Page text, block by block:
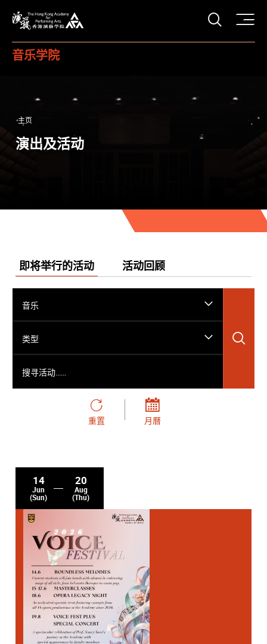
打开
音乐学院
主页
演出及活动
即将举行的活动 活动回顾
音乐
类型
重置 月曆
14
Jun
(Sun)
20
Aug
(Thu)